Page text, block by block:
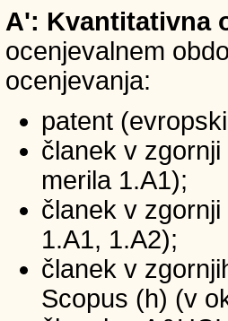
A': Kvantitativna
ocenjevalnem
ocenjevanja:
patent
članek v
merila 1.A1);
članek v
1.A1, 1.A2);
članek v
Scopus (h) (v